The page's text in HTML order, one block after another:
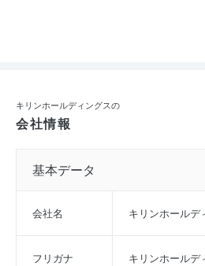
キリンホールディングスの
会社情報
基本データ
会社名 キリンホールデ
フリガナ キリンホールデ